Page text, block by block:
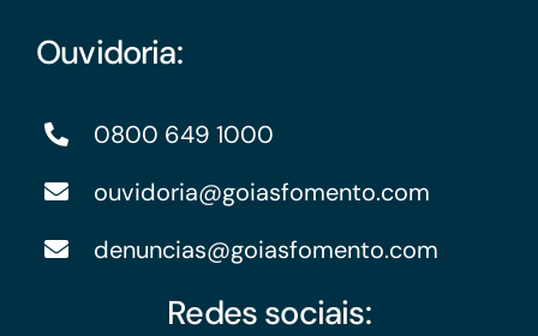
Ouvidoria:
0800 649 1000
ouvidoria@goiasfomento.com
denuncias@goiasfomento.com
Redes sociais: